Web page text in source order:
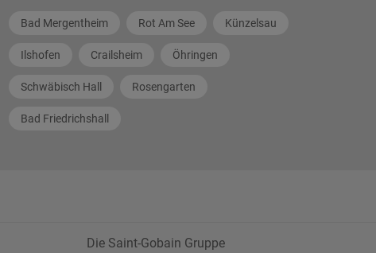
Bad Mergentheim Rot Am See Künzelsau
Ilshofen Crailsheim Öhringen
Schwäbisch Hall Rosengarten
Bad Friedrichshall
Die Saint-Gobain Gruppe